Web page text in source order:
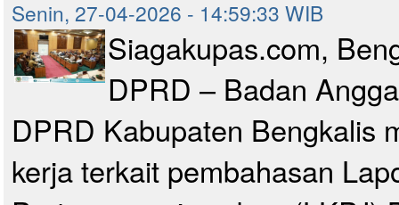
Senin, 27-04-2026 - 14:59:33 WIB
Siagakupas.com,
DPRD – Badan
DPRD Kabupaten Bengkalis
kerja terkait pembahasan